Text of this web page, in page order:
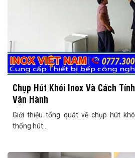
Chụp Hút Khói Inox Và Cách
Vận Hành
Giới thiệu tổng quát về chụp hút
thống hút...